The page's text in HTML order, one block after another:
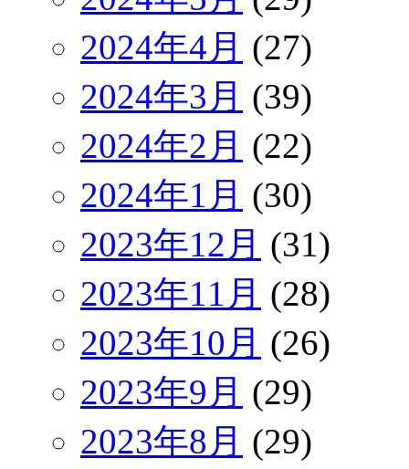
2024年4月 (27)
2024年3月 (39)
2024年2月 (22)
2024年1月 (30)
2023年12月 (31)
2023年11月 (28)
2023年10月 (26)
2023年9月 (29)
2023年8月 (29)